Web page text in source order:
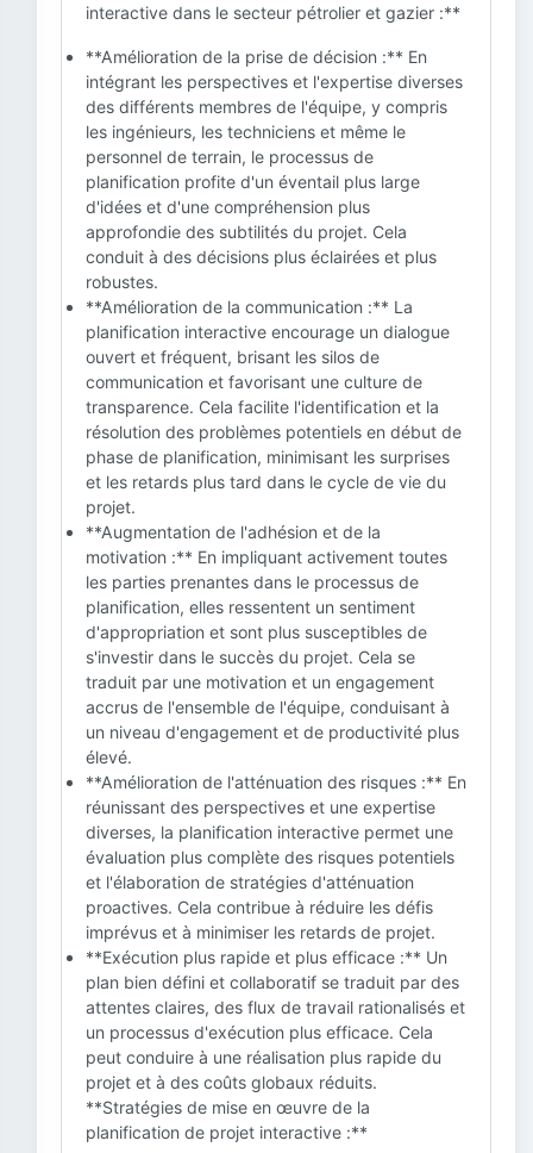
interactive dans le secteur pétrolier et gazier :**
**Amélioration de la prise de décision :** En
intégrant les perspectives et l'expertise diverses
des différents membres de l'équipe, y compris
les ingénieurs, les techniciens et même le
personnel de terrain, le processus de
planification profite d'un éventail plus large
d'idées et d'une compréhension plus
approfondie des subtilités du projet. Cela
conduit à des décisions plus éclairées et plus
robustes.
**Amélioration de la communication :** La
planification interactive encourage un dialogue
ouvert et fréquent, brisant les silos de
communication et favorisant une culture de
transparence. Cela facilite l'identification et la
résolution des problèmes potentiels en début de
phase de planification, minimisant les surprises
et les retards plus tard dans le cycle de vie du
projet.
**Augmentation de l'adhésion et de la
motivation :** En impliquant activement toutes
les parties prenantes dans le processus de
planification, elles ressentent un sentiment
d'appropriation et sont plus susceptibles de
s'investir dans le succès du projet. Cela se
traduit par une motivation et un engagement
accrus de l'ensemble de l'équipe, conduisant à
un niveau d'engagement et de productivité plus
élevé.
**Amélioration de l'atténuation des risques :** En
réunissant des perspectives et une expertise
diverses, la planification interactive permet une
évaluation plus complète des risques potentiels
et l'élaboration de stratégies d'atténuation
proactives. Cela contribue à réduire les défis
imprévus et à minimiser les retards de projet.
**Exécution plus rapide et plus efficace :** Un
plan bien défini et collaboratif se traduit par des
attentes claires, des flux de travail rationalisés et
un processus d'exécution plus efficace. Cela
peut conduire à une réalisation plus rapide du
projet et à des coûts globaux réduits.
**Stratégies de mise en œuvre de la
planification de projet interactive :**